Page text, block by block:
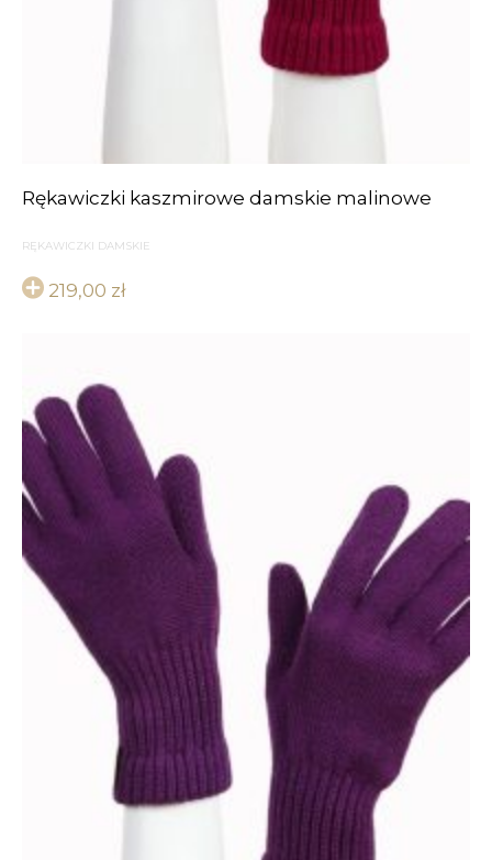
Rękawiczki kaszmirowe damskie malinowe
RĘKAWICZKI DAMSKIE
219,00 zł